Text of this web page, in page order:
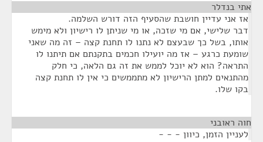
אתי בנדלר
אז אני עדיין חושבת שהסעיף הזה דורש השלמה.
דבר שלישי, אם מי שזכה, או מי שניתן לו רישיון ולא מימש
אותו, בשל כך שבעצם לא נתנו לו תחנת קצה – זה מה שאני
שומעת כרגע – אז מה יועילו חכמים בתקנתם אם תיתנו לו
התראה? הוא לא יוכל לממש את זה גם הלאה, כי חלק
מהתנאים למתן הרישיון לא מתממשים כי אין לו תחנת קצה
בקו שלו.
חוה ראובני
לעניין הזמן, כיוון - - -